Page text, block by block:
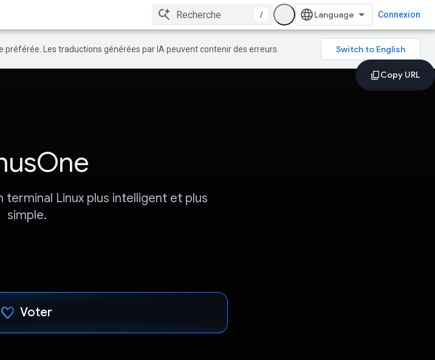
/ Connexion
Les traductions générées par IA peuvent contenir des erreurs.
terminal Linux plus intelligent et plus
simple.
Voter